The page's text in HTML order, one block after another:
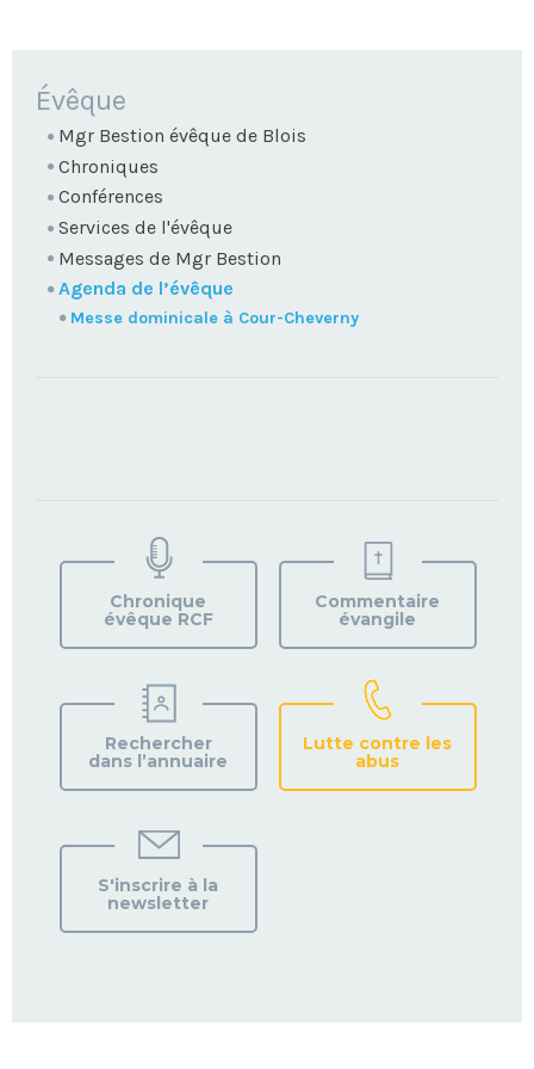
NAVIGATION
Évêque
Mgr Bestion évêque de Blois
Chroniques
Conférences
Services de l'évêque
Messages de Mgr Bestion
Agenda de l’évêque
Messe dominicale à Cour-Cheverny
VOTRE
PAROISSE
Chronique
évêque RCF
Commentaire
évangile
Rechercher
dans l’annuaire
Lutte contre les
abus
S'inscrire à la
newsletter